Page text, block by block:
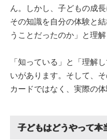
ん。しかし、子どもの成
その知識を自分の体験と
うことだったのか」と理
「知っている」と「理解
いがあります。そして、
カードではなく、実際の
子どもはどうやって本